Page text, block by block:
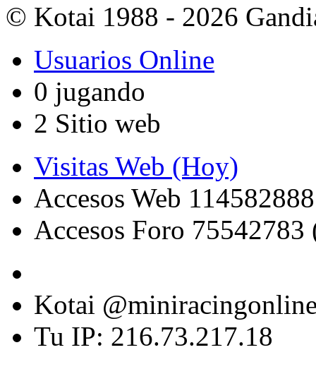
© Kotai 1988 - 2026
Usuarios Online
0 jugando
2 Sitio web
Visitas Web (Hoy)
Accesos Web
Accesos Foro 75542783
Kotai
Tu IP: 216.73.217.18